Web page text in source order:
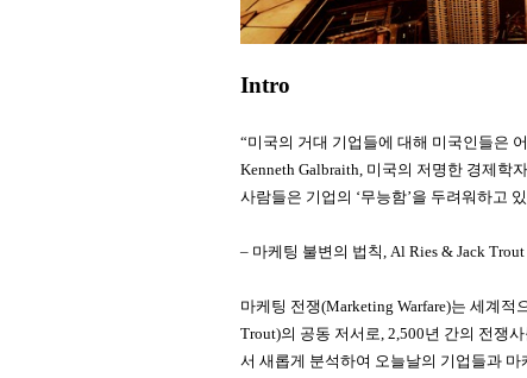
Intro
“미국의 거대 기업들에 대해 미국인들은
Kenneth Galbraith, 미국의 저명한 경제학
사람들은 기업의 ‘무능함’을 두려워하고
– 마케팅 불변의 법칙, Al Ries & Jack Trout
마케팅 전쟁(Marketing Warfare)는 세계
Trout)의 공동 저서로, 2,500년 간의 전쟁
서 새롭게 분석하여 오늘날의 기업들과